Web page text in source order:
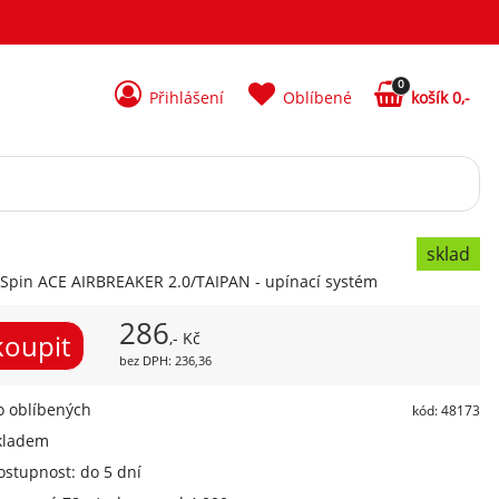
ACE AIRBREAKER 2.0/TAIPAN - upínací systém
sklad
286,- Kč
bez DPH: 236,36
kód: 48173
oblíbených
do 5 dní
Přihlášení Oblíbené
0
košík 0,-